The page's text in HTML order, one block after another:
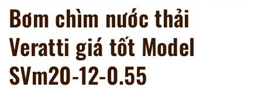
Bơm chìm nước thải
Veratti giá tốt Model
SVm20-12-0.55